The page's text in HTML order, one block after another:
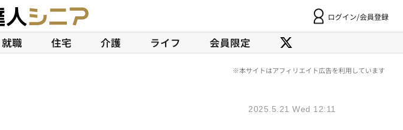
ログイン/会員登録
就職 住宅 介護 ライフ 会員限定
2025.5.21 Wed 12:11